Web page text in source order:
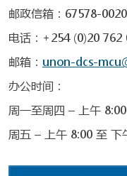
邮政信箱：67578-
电话：+254 (0)20 762
邮箱： unon-dcs-
办公时间：
周一至周四 – 上午
周五 – 上午 8:00 至 下